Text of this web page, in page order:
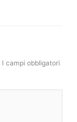
I campi obbligatori